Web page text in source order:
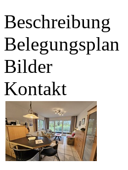
Beschreibung
Belegungsplan
Bilder
Kontakt